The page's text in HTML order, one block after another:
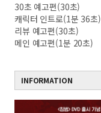
30초 예고편(30초)
캐릭터 인트로(1분 36초)
리뷰 예고편(30초)
메인 예고편(1분 20초)
INFORMATION